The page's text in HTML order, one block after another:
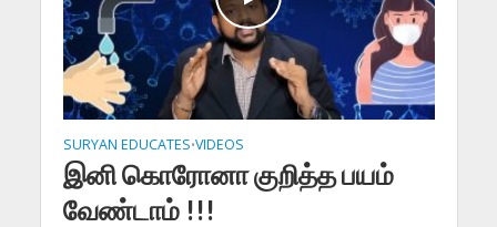
SURYAN EDUCATES•VIDEOS
இனி கொரோனா குறித்த பயம்
வேண்டாம் !!!